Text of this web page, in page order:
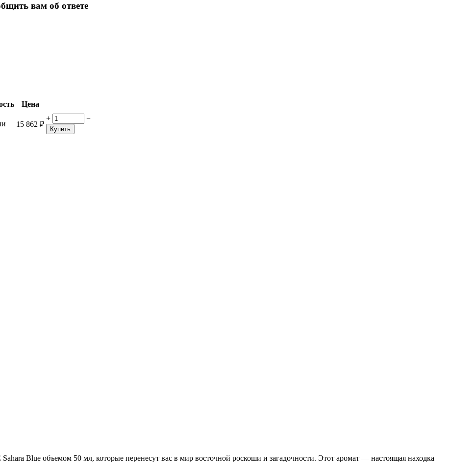
вам об ответе
Цена
15 862 ₽
+ −
Купить
Blue объемом 50 мл, которые перенесут вас в мир восточной роскоши и загадочности. Этот аромат — настоящая находка